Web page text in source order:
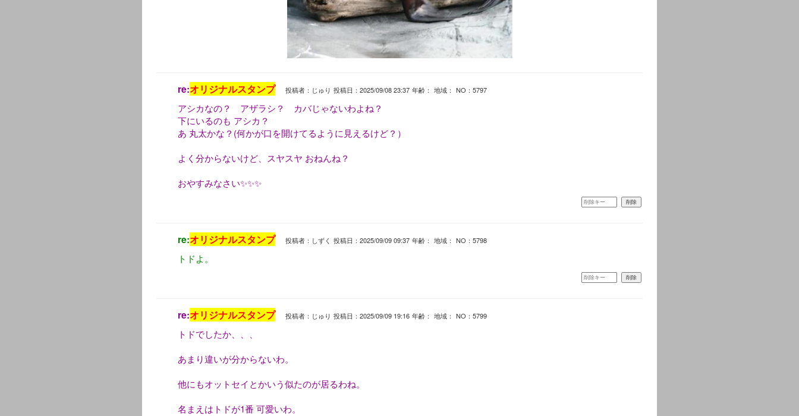
re:オリジナルスタンプ 投稿者：じゅり 投稿日：2025/09/08 23:37 年齢： 地域： NO：5797
アシカなの？ アザラシ？ カバじゃないわよね？
下にいるのも アシカ？
あ 丸太かな？(何かが口を開けてるように見えるけど？）
よく分からないけど、スヤスヤ おねんね？
おやすみなさい✨✨✨
re:オリジナルスタンプ 投稿者：しずく 投稿日：2025/09/09 09:37 年齢： 地域： NO：5798
トドよ。
re:オリジナルスタンプ 投稿者：じゅり 投稿日：2025/09/09 19:16 年齢： 地域： NO：5799
トドでしたか、、、
あまり違いが分からないわ。
他にもオットセイとかいう似たのが居るわね。
名まえはトドが1番 可愛いわ。